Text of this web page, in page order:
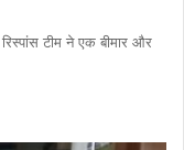
टीम ने एक बीमार और